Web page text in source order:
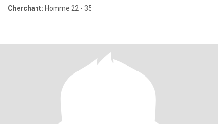
Cherchant: Homme 22 - 35